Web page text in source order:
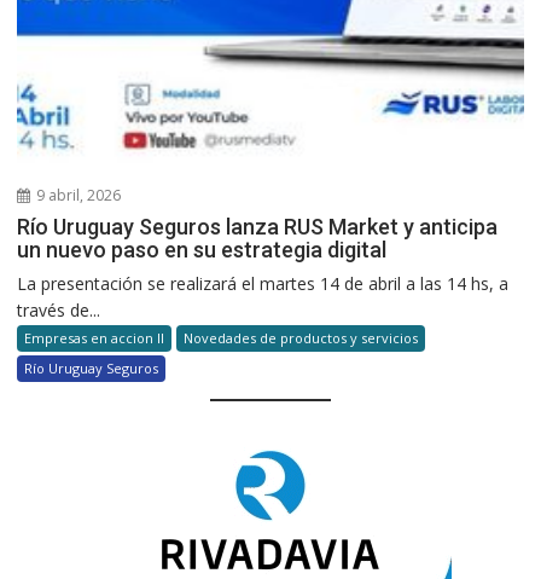
9 abril, 2026
Río Uruguay Seguros lanza RUS Market y anticipa
un nuevo paso en su estrategia digital
La presentación se realizará el martes 14 de abril a las 14 hs, a
través de...
Empresas en accion II
Novedades de productos y servicios
Río Uruguay Seguros